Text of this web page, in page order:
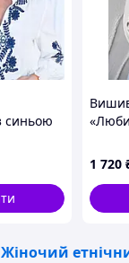
синьою
1 720
Жіночий